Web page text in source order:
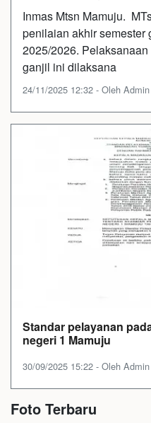
Inmas Mtsn Mamuju.
penilaian akhir semester
2025/2026.
ganjil ini dilaksana
24/11/2025 12:32 - Oleh
Standar pelayanan
negeri 1 Mamuju
30/09/2025 15:22 - Oleh
Foto Terbaru